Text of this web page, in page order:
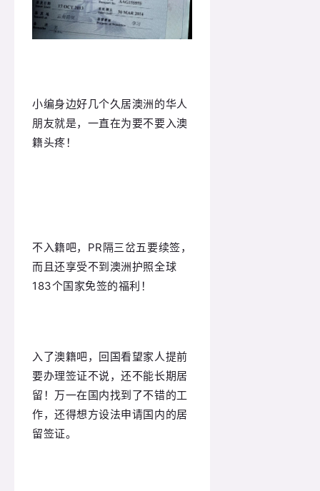
小编身边好几个久居澳洲的华人
朋友就是，一直在为要不要入澳
籍头疼！
不入籍吧，PR隔三岔五要续签，
而且还享受不到澳洲护照全球
183个国家免签的福利！
入了澳籍吧，回国看望家人提前
要办理签证不说，还不能长期居
留！万一在国内找到了不错的工
作，还得想方设法申请国内的居
留签证。